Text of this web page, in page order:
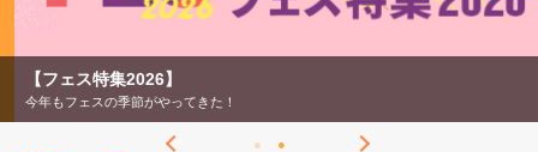
【フェス特集2026】
今年もフェスの季節がやってきた！